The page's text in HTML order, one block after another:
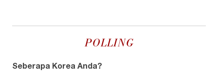
POLLING
Seberapa Korea Anda?